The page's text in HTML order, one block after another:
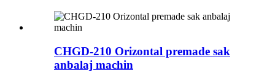
CHGD-210 Orizontal premade sak
anbalaj machin